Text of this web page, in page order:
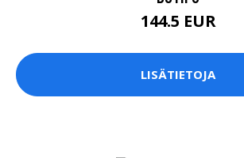
144.5 EUR
LISÄTIETOJA